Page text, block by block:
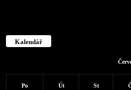
Kalendář
Po Út St